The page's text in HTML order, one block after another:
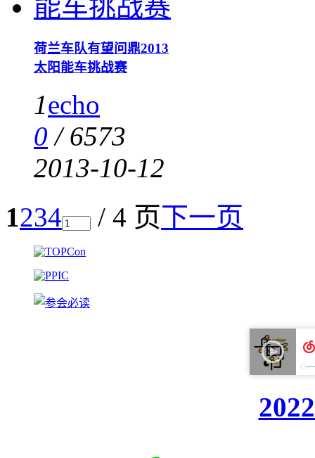
荷兰车队有望问鼎2013
太阳能车挑战赛
1echo
0 /6573
2013-10-12
1234 / 4 页下一页